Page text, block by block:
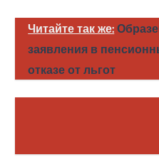
Читайте так же:
заявления в
отказе от льгот